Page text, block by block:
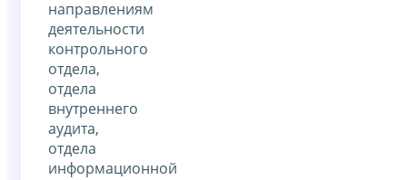
направлениям
деятельности
контрольного
отдела,
отдела
внутреннего
аудита,
отдела
информационной